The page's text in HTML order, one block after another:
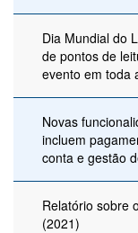
Dia Mundial do
de pontos de
evento em toda
Novas
incluem
conta e gestão
Relatório sobre
(2021)